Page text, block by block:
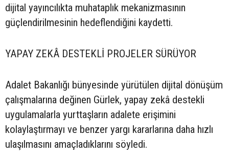
dijital yayıncılıkta muhataplık mekanizmasının
güçlendirilmesinin hedeflendiğini kaydetti.
YAPAY ZEKÂ DESTEKLİ PROJELER SÜRÜYOR
Adalet Bakanlığı bünyesinde yürütülen dijital dönüşüm
çalışmalarına değinen Gürlek, yapay zekâ destekli
uygulamalarla yurttaşların adalete erişimini
kolaylaştırmayı ve benzer yargı kararlarına daha hızlı
ulaşılmasını amaçladıklarını söyledi.